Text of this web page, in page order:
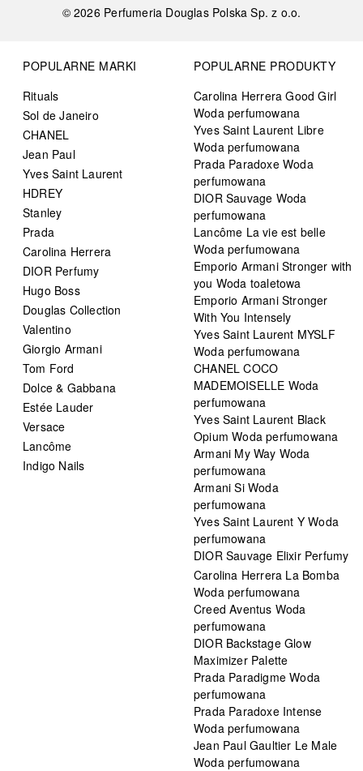
©2026 Perfumeria Douglas Polska Sp. z o.o.
POPULARNE MARKI
Rituals
Sol de Janeiro
CHANEL
Jean Paul
Yves Saint Laurent
HDREY
Stanley
Prada
Carolina Herrera
DIOR Perfumy
Hugo Boss
Douglas Collection
Valentino
Giorgio Armani
Tom Ford
Dolce & Gabbana
Estée Lauder
Versace
Lancôme
Indigo Nails
POPULARNE PRODUKTY
Carolina Herrera Good Girl
Woda perfumowana
Yves Saint Laurent Libre
Woda perfumowana
Prada Paradoxe Woda
perfumowana
DIOR Sauvage Woda
perfumowana
Lancôme La vie est belle
Woda perfumowana
Emporio Armani Stronger with
you Woda toaletowa
Emporio Armani Stronger
With You Intensely
Yves Saint Laurent MYSLF
Woda perfumowana
CHANEL COCO
MADEMOISELLE Woda
perfumowana
Yves Saint Laurent Black
Opium Woda perfumowana
Armani My Way Woda
perfumowana
Armani Si Woda
perfumowana
Yves Saint Laurent Y Woda
perfumowana
DIOR Sauvage Elixir Perfumy
Carolina Herrera La Bomba
Woda perfumowana
Creed Aventus Woda
perfumowana
DIOR Backstage Glow
Maximizer Palette
Prada Paradigme Woda
perfumowana
Prada Paradoxe Intense
Woda perfumowana
Jean Paul Gaultier Le Male
Woda perfumowana